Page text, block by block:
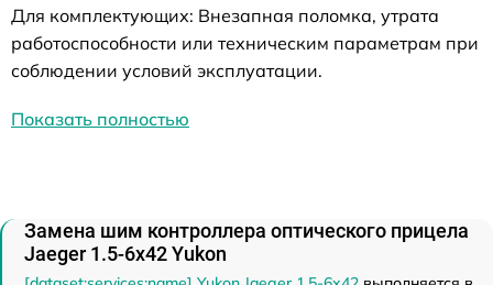
Для комплектующих: Внезапная поломка, утрата
работоспособности или техническим параметрам при
соблюдении условий эксплуатации.
Показать полностью
Замена шим контроллера оптического прицела
Jaeger 1.5-6x42 Yukon